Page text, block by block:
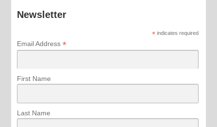
Newsletter
*indicates required
Email Address *
First Name
Last Name